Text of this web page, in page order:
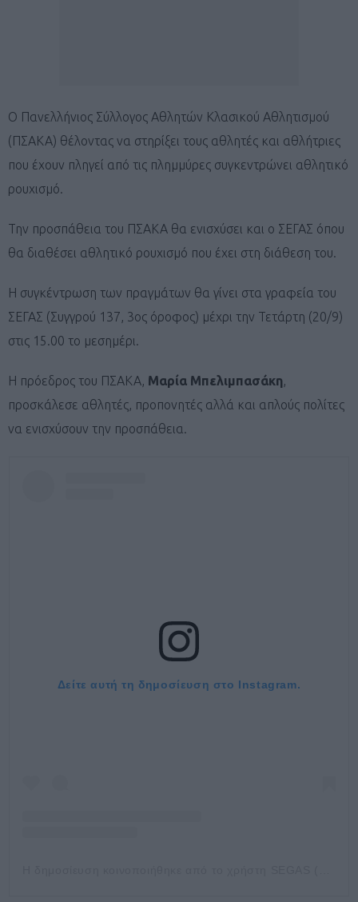
Ο Πανελλήνιος Σύλλογος Αθλητών Κλασικού Αθλητισμού
(ΠΣΑΚΑ) θέλοντας να στηρίξει τους αθλητές και αθλήτριες
που έχουν πληγεί από τις πλημμύρες συγκεντρώνει αθλητικό
ρουχισμό.
Την προσπάθεια του ΠΣΑΚΑ θα ενισχύσει και ο ΣΕΓΑΣ όπου
θα διαθέσει αθλητικό ρουχισμό που έχει στη διάθεση του.
Η συγκέντρωση των πραγμάτων θα γίνει στα γραφεία του
ΣΕΓΑΣ (Συγγρού 137, 3ος όροφος) μέχρι την Τετάρτη (20/9)
στις 15.00 το μεσημέρι.
Η πρόεδρος του ΠΣΑΚΑ, Μαρία Μπελιμπασάκη,
προσκάλεσε αθλητές, προπονητές αλλά και απλούς πολίτες
να ενισχύσουν την προσπάθεια.
Δείτε αυτή τη δημοσίευση στο Instagram.